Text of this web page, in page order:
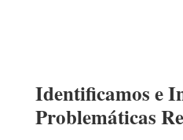
Identificamos e
Problemáticas